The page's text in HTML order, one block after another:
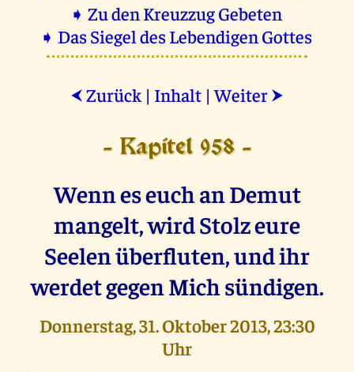
➧ Zu den Kreuzzug Gebeten
➧ Das Siegel des Lebendigen Gottes
⮜ Zurück | Inhalt |Weiter ⮞
- Kapitel 958 -
Wenn es euch an Demut
mangelt, wird Stolz eure
Seelen überfluten, und ihr
werdet gegen Mich sündigen.
Donnerstag, 31. Oktober 2013, 23:30
Uhr